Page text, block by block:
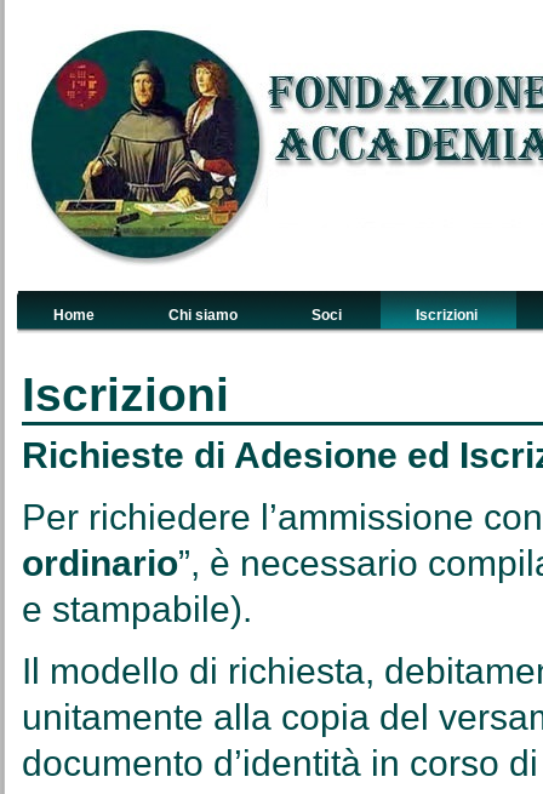
Links Primari
Home Chi siamo Soci Iscrizioni
Iscrizioni
Richieste di Adesione ed
Per richiedere l’ammissione
ordinario”, è necessario
e stampabile).
Il modello di richiesta,
unitamente alla copia del
documento d’identità in corso